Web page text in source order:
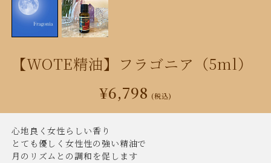
【WOTE精油】フラゴニア（5ml）
¥6,798 (税込)
心地良く女性らしい香り
とても優しく女性性の強い精油で
月のリズムとの調和を促します